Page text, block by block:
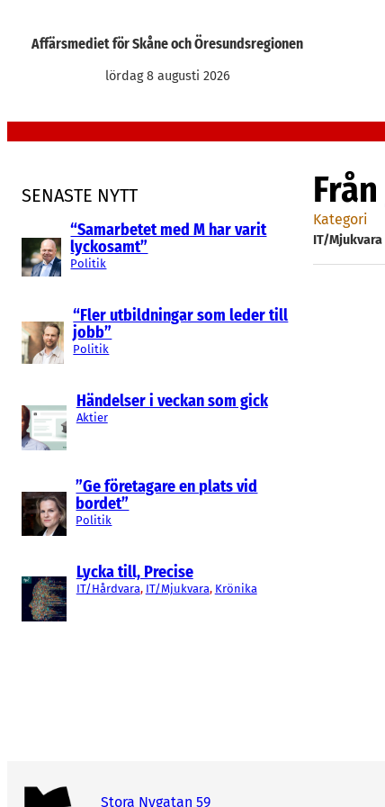
Affärsmediet för Skåne och Öresundsregionen
lördag 8 augusti 2026
SENASTE NYTT
“Samarbetet med M har varit
lyckosamt”
Politik
“Fler utbildningar som leder till
jobb”
Politik
Händelser i veckan som gick
Aktier
”Ge företagare en plats vid
bordet”
Politik
Lycka till, Precise
IT/Hårdvara, IT/Mjukvara, Krönika
Från
Kategori
IT/Mjukvara
Stora Nygatan 59